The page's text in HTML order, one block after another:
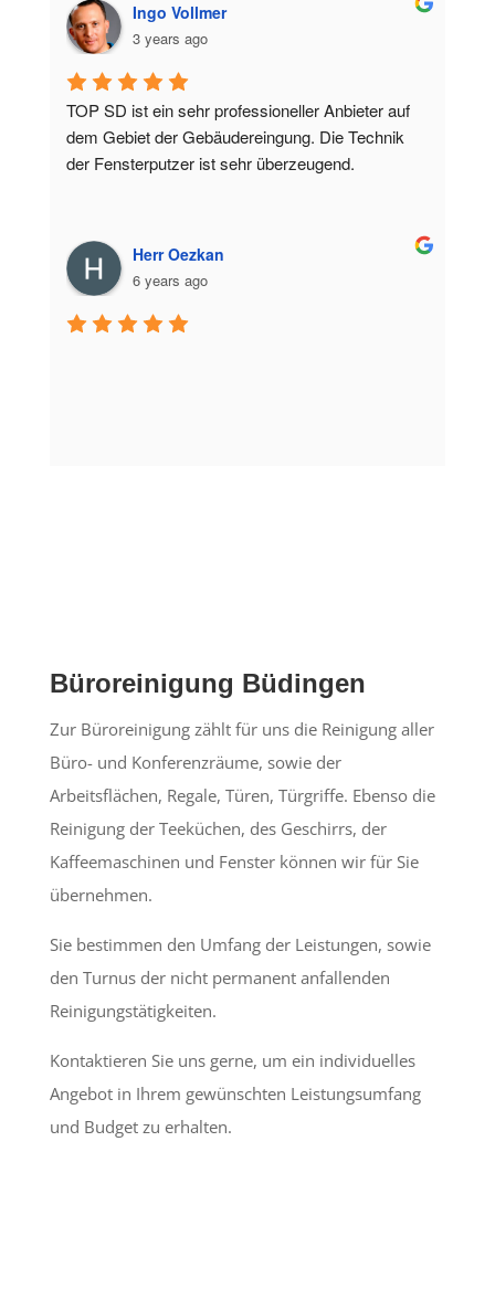
Ingo Vollmer
3 years ago
TOP SD ist ein sehr professioneller Anbieter auf
dem Gebiet der Gebäudereingung. Die Technik
der Fensterputzer ist sehr überzeugend.
Herr Oezkan
6 years ago
Büroreinigung Büdingen
Zur Büroreinigung zählt für uns die Reinigung aller
Büro- und Konferenzräume, sowie der
Arbeitsflächen, Regale, Türen, Türgriffe. Ebenso die
Reinigung der Teeküchen, des Geschirrs, der
Kaffeemaschinen und Fenster können wir für Sie
übernehmen.
Sie bestimmen den Umfang der Leistungen, sowie
den Turnus der nicht permanent anfallenden
Reinigungstätigkeiten.
Kontaktieren Sie uns gerne, um ein individuelles
Angebot in Ihrem gewünschten Leistungsumfang
und Budget zu erhalten.